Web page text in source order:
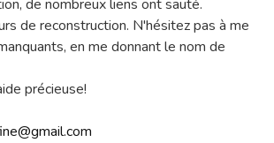
de nombreux liens ont sauté.
de reconstruction. N'hésitez pas à me
en me donnant le nom de
précieuse!